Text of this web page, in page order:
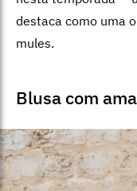
destaca como uma
mules.
Blusa com